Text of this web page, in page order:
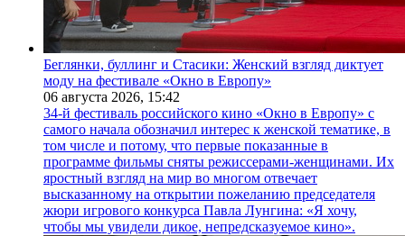
Беглянки, буллинг и Стасики: Женский взгляд диктует
моду на фестивале «Окно в Европу»
06 августа 2026, 15:42
34-й фестиваль российского кино «Окно в Европу» с
самого начала обозначил интерес к женской тематике, в
том числе и потому, что первые показанные в
программе фильмы сняты режиссерами-женщинами. Их
яростный взгляд на мир во многом отвечает
высказанному на открытии пожеланию председателя
жюри игрового конкурса Павла Лунгина: «Я хочу,
чтобы мы увидели дикое, непредсказуемое кино».